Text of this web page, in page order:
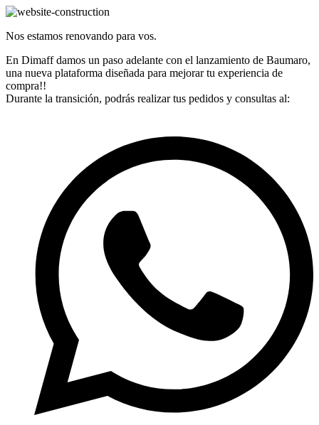
Nos estamos renovando para vos.
En Dimaff damos un paso adelante con el lanzamiento de Baumaro,
una nueva plataforma diseñada para mejorar tu experiencia de
compra!!
Durante la transición, podrás realizar tus pedidos y consultas al: